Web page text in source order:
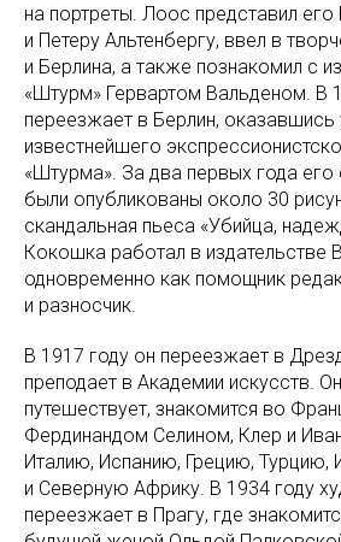
на портреты. Лоос представил
и Петеру Альтенбергу, ввел в
и Берлина, а также познакомил с
«Штурм» Гервартом Вальденом. В
переезжает в Берлин, оказавшись
известнейшего
«Штурма». За два первых года его
были опубликованы около 30
скандальная пьеса «Убийца,
Кокошка работал в издательстве
одновременно как помощник
и разносчик.
В 1917 году он переезжает в
преподает в Академии искусств.
путешествует, знакомится во
Фердинандом Селином, Клер и
Италию, Испанию, Грецию, Турцию,
и Северную Африку. В 1934 году
переезжает в Прагу, где